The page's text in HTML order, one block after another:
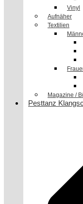
Vinyl
Aufnäher
Textilien
Magazine /
Pesttanz